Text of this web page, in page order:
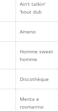
Ain't talkin'
'bout dub
Ameno
Homme sweet
homme
Discothèque
Menta e
rosmarino